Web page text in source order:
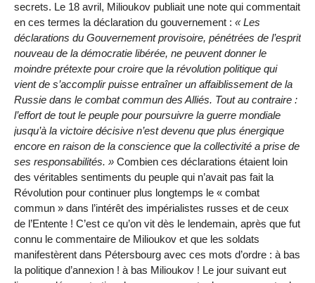
secrets. Le 18 avril, Milioukov publiait une note qui commentait
en ces termes la déclaration du gouvernement :
Les
déclarations du Gouvernement provisoire, pénétrées de l’esprit
nouveau de la démocratie libérée, ne peuvent donner le
moindre prétexte pour croire que la révolution politique qui
vient de s’accomplir puisse entraîner un affaiblissement de la
Russie dans le combat commun des Alliés. Tout au contraire :
l’effort de tout le peuple pour poursuivre la guerre mondiale
jusqu’à la victoire décisive n’est devenu que plus énergique
encore en raison de la conscience que la collectivité a prise de
ses responsabilités.
Combien ces déclarations étaient loin
des véritables sentiments du peuple qui n’avait pas fait la
Révolution pour continuer plus longtemps le « combat
commun » dans l’intérêt des impérialistes russes et de ceux
de l’Entente ! C’est ce qu’on vit dès le lendemain, après que fut
connu le commentaire de Milioukov et que les soldats
manifestèrent dans Pétersbourg avec ces mots d’ordre : à bas
la politique d’annexion ! à bas Milioukov ! Le jour suivant eut